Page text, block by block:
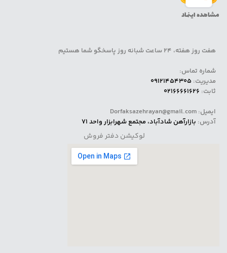
مشاهده اینماد
هفت روز هفته، 24 ساعت شبانه روز پاسخگو شما هستیم
شماره تماس:
مدیریت: 09121454305
ثابت: 02166661626
ایمیل: Dorfaksazehrayan@gmail.com
آدرس: بازارآهن شادآباد، مجتمع شهرابزار واحد 71
لوکیشن دفتر فروش